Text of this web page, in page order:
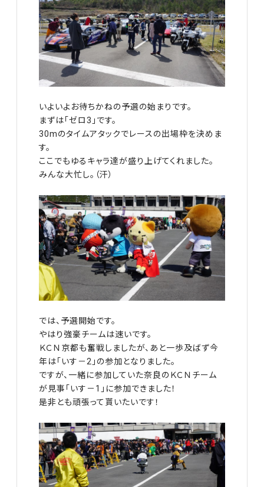
いよいよお待ちかねの予選の始まりです。
まずは「ゼロ3」です。
30mのタイムアタックでレースの出場枠を決めま
す。
ここでもゆるキャラ達が盛り上げてくれました。
みんな大忙し。（汗）
では、予選開始です。
やはり強豪チームは速いです。
ＫＣＮ京都も奮戦しましたが、あと一歩及ばず今
年は「いす－2」の参加となりました。
ですが、一緒に参加していた奈良のＫＣＮチーム
が見事「いす－1」に参加できました！
是非とも頑張って貰いたいです！